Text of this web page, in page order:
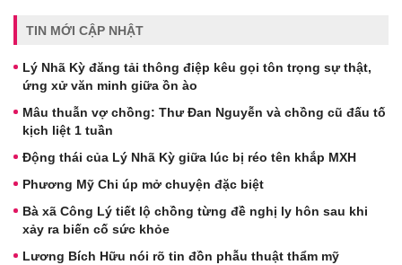
TIN MỚI CẬP NHẬT
Lý Nhã Kỳ đăng tải thông điệp kêu gọi tôn trọng sự thật,
ứng xử văn minh giữa ồn ào
Mâu thuẫn vợ chồng: Thư Đan Nguyễn và chồng cũ đấu tố
kịch liệt 1 tuần
Động thái của Lý Nhã Kỳ giữa lúc bị réo tên khắp MXH
Phương Mỹ Chi úp mở chuyện đặc biệt
Bà xã Công Lý tiết lộ chồng từng đề nghị ly hôn sau khi
xảy ra biến cố sức khỏe
Lương Bích Hữu nói rõ tin đồn phẫu thuật thẩm mỹ